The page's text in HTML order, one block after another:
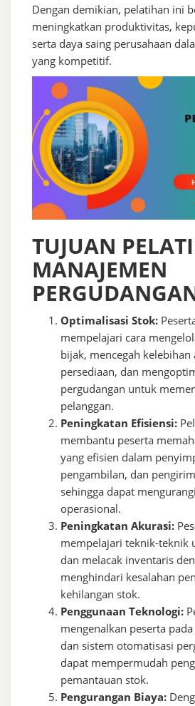
Dengan demikian, pelatihan ini
meningkatkan produktivitas,
serta daya saing perusahaan
yang kompetitif.
TUJUAN
MANAJEMEN
Optimalisasi Stok:
mempelajari cara
bijak, mencegah kelebihan
persediaan, dan
pergudangan untuk
pelanggan.
Peningkatan Efisiensi:
membantu peserta
yang efisien dalam
pengambilan, dan
sehingga dapat
operasional.
Peningkatan Akurasi:
mempelajari teknik-teknik
dan melacak inventaris
menghindari kesalahan
kehilangan stok.
Penggunaan Teknologi:
mengenalkan peserta
dan sistem otomatisasi
dapat mempermudah
pemantauan stok.
Pengurangan Biaya: